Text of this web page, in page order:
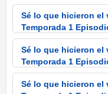
Sé lo que hicieron el
Temporada 1
Sé lo que hicieron el
Temporada 1
Sé lo que hicieron el